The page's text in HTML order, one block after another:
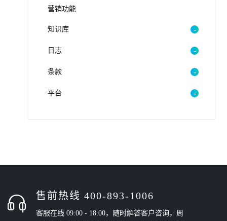
营销功能
知识库
日志
条款
平台
售前热线 400-893-1006
客服在线 09:00 - 18:00，随时解答客户咨询，周